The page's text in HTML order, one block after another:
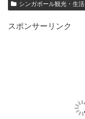
シンガポール観光・生活
スポンサーリンク